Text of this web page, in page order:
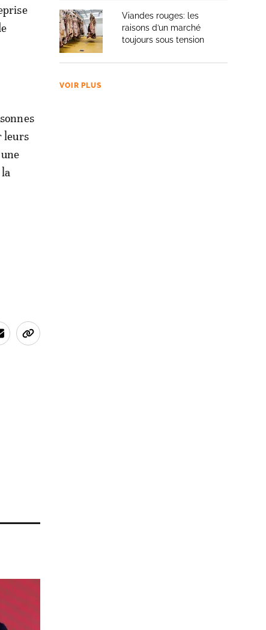
leurs
Viandes rouges: les
raisons d’un marché
toujours sous tension
VOIR PLUS